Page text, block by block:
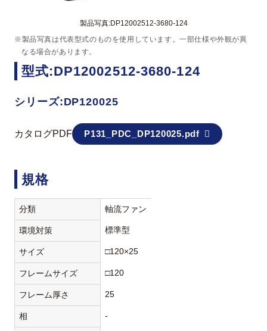
製品写真:DP12002512-3680-124
※製品写真は代表型式のものを使用しています。一部仕様や外観が異
なる場合があります。
型式:DP12002512-3680-124
シリーズ:DP120025
カタログPDF P131_PDC_DP120025.pdf
規格
分類 軸流ファン
環境対策 標準型
サイズ □120×25
フレームサイズ □120
フレーム厚さ 25
相 -